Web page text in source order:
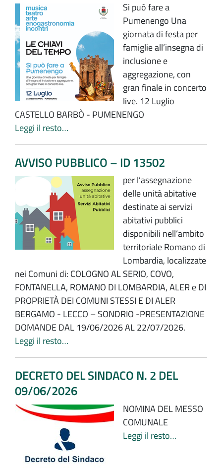
Si può fare a
Pumenengo Una
giornata di festa per
famiglie all’insegna di
inclusione e
aggregazione, con
gran finale in concerto
live. 12 Luglio
CASTELLO BARBÒ - PUMENENGO
Leggi il resto…
AVVISO PUBBLICO – ID 13502
per l’assegnazione
delle unità abitative
destinate ai servizi
abitativi pubblici
disponibili nell’ambito
territoriale Romano di
Lombardia, localizzate
nei Comuni di: COLOGNO AL SERIO, COVO,
FONTANELLA, ROMANO DI LOMBARDIA, ALER e DI
PROPRIETÀ DEI COMUNI STESSI E DI ALER
BERGAMO - LECCO – SONDRIO -PRESENTAZIONE
DOMANDE DAL 19/06/2026 AL 22/07/2026.
Leggi il resto…
DECRETO DEL SINDACO N. 2 DEL
09/06/2026
NOMINA DEL MESSO
COMUNALE
Leggi il resto…